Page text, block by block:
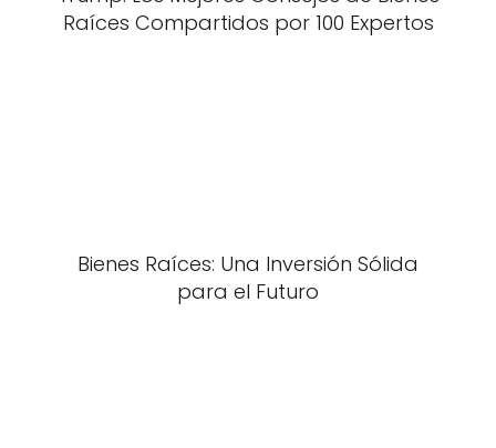
Raíces Compartidos por 100 Expertos
Bienes Raíces: Una Inversión Sólida
para el Futuro